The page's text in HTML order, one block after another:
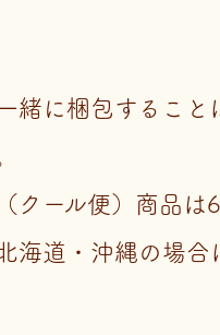
緒に梱包すること
クール便）商品は
海道・沖縄の場